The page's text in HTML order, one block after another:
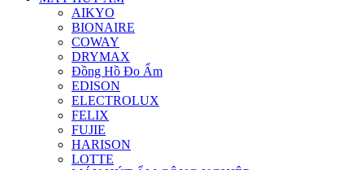
AIKYO
BIONAIRE
COWAY
DRYMAX
Đồng Hồ Đo Ẩm
EDISON
ELECTROLUX
FELIX
FUJIE
HARISON
LOTTE